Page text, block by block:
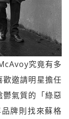
究竟有多
歡邀請明星擔任
鬱氣質的「綠惡
牌則找來蘇格